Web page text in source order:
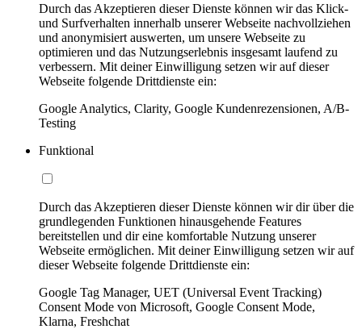
Durch das Akzeptieren dieser Dienste können wir das Klick-
und Surfverhalten innerhalb unserer Webseite nachvollziehen
und anonymisiert auswerten, um unsere Webseite zu
optimieren und das Nutzungserlebnis insgesamt laufend zu
verbessern. Mit deiner Einwilligung setzen wir auf dieser
Webseite folgende Drittdienste ein:
Google Analytics, Clarity, Google Kundenrezensionen, A/B-
Testing
Funktional
Durch das Akzeptieren dieser Dienste können wir dir über die
grundlegenden Funktionen hinausgehende Features
bereitstellen und dir eine komfortable Nutzung unserer
Webseite ermöglichen. Mit deiner Einwilligung setzen wir auf
dieser Webseite folgende Drittdienste ein:
Google Tag Manager, UET (Universal Event Tracking)
Consent Mode von Microsoft, Google Consent Mode,
Klarna, Freshchat